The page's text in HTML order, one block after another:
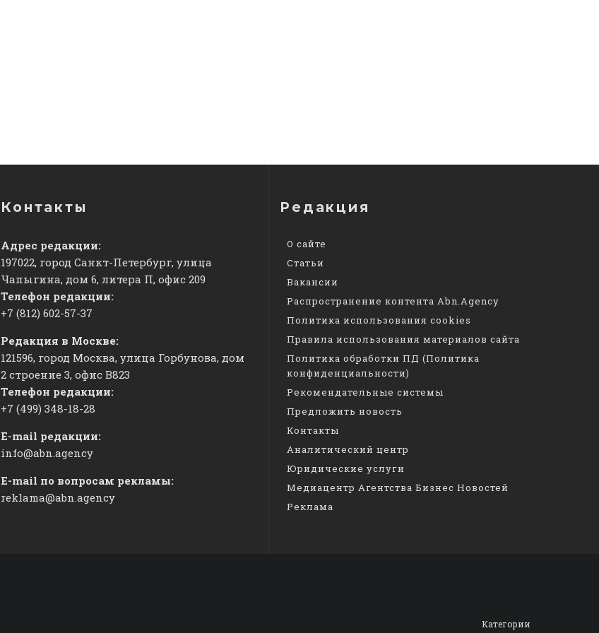
Контакты
Адрес редакции:
197022, город Санкт-Петербург, улица
Чапыгина, дом 6, литера П, офис 209
Телефон редакции:
+7 (812) 602-57-37
Редакция в Москве:
121596, город Москва, улица Горбунова, дом
2 строение 3, офис ​В823
Телефон редакции:
+7 (499) 348-18-28
E-mail редакции:
info@abn.agency
E-mail по вопросам рекламы:
reklama@abn.agency
Редакция
О сайте
Статьи
Вакансии
Распространение контента Abn.Agency
Политика использования cookies
Правила использования материалов сайта
Политика обработки ПД (Политика
конфиденциальности)
Рекомендательные системы
Предложить новость
Контакты
Аналитический центр
Юридические услуги
Медиацентр Агентства Бизнес Новостей
Реклама
Категории